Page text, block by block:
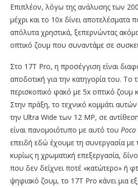
Επιπλέον, λόγω της ανάλυσης των
μέχρι και το 10x δίνει αποτελέσματα
απόλυτα χρηστικά, ξεπερνώντας
οπτικό ζουμ που συναντάμε σε
Στο 17T Pro, η προσέγγιση είναι
αποδοτική για την κατηγορία του. Το
περισκοπικό φακό με 5x οπτικό ζουμ
Στην πράξη, το τεχνικό κομμάτι
την Ultra Wide των 12 MP, σε
είναι πανομοιότυπο με αυτό του
επειδή εδώ έχουμε τη συνεργασία με
κυρίως η χρωματική επεξεργασία,
που δεν δείχνει ποτέ «κατώτερο» ή
ψηφιακό ζουμ, το 17T Pro κάνει μια